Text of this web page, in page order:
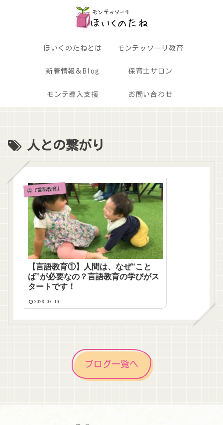
ほいくのたねとは モンテッソーリ教育
新着情報＆Blog 保育士サロン
モンテ導入支援 お問い合わせ
人との繋がり
④『言語教育』
【言語教育①】人間は、なぜ“こと
ば”が必要なの？言語教育の学びがス
タートです！
2023.07.16
ブログ一覧へ